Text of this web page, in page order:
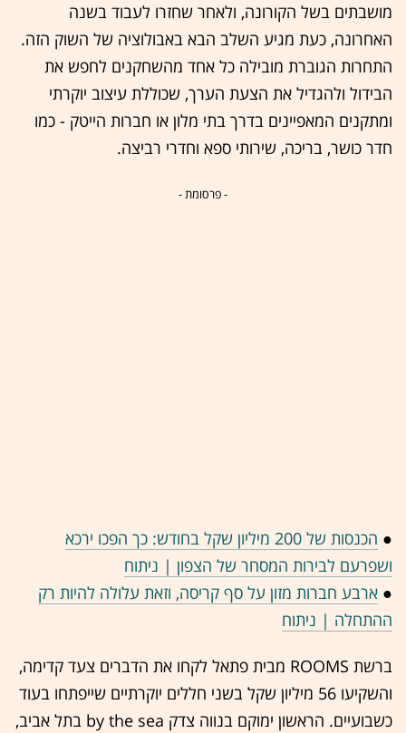
מושבתים בשל הקורונה, ולאחר שחזרו לעבוד בשנה
האחרונה, כעת מגיע השלב הבא באבולוציה של השוק הזה.
התחרות הגוברת מובילה כל אחד מהשחקנים לחפש את
הבידול ולהגדיל את הצעת הערך, שכוללת עיצוב יוקרתי
ומתקנים המאפיינים בדרך בתי מלון או חברות הייטק - כמו
חדר כושר, בריכה, שירותי ספא וחדרי רביצה.
- פרסומת -
●
הכנסות של 200 מיליון שקל בחודש: כך הפכו ירכא
ושפרעם לבירות המסחר של הצפון | ניתוח
● ארבע חברות מזון על סף קריסה, וזאת עלולה להיות רק
ההתחלה | ניתוח
ברשת ROOMS מבית פתאל לקחו את הדברים צעד קדימה,
והשקיעו 56 מיליון שקל בשני חללים יוקרתיים שייפתחו בעוד
כשבועיים. הראשון ימוקם בנווה צדק by the sea בתל אביב,